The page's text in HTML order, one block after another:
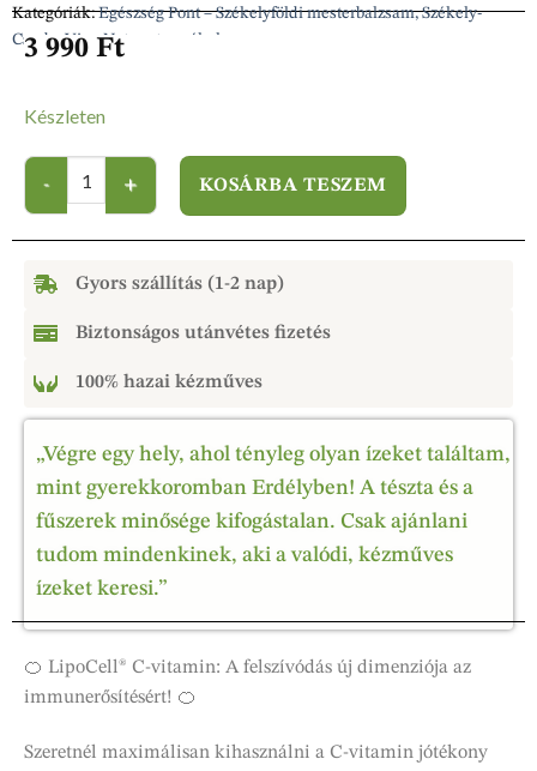
Kategóriák:Egészség Pont – Székelyföldi mesterbalzsam, Székely-
Csuda, Viva-Natura termékek
3 990 Ft
Készleten
KOSÁRBA TESZEM
Gyors szállítás (1-2 nap)
Biztonságos utánvétes fizetés
100% hazai kézműves
„Végre egy hely, ahol tényleg olyan ízeket találtam,
mint gyerekkoromban Erdélyben! A tészta és a
fűszerek minősége kifogástalan. Csak ajánlani
tudom mindenkinek, aki a valódi, kézműves
ízeket keresi.”
🍊 LipoCell® C-vitamin: A felszívódás új dimenziója az
immunerősítésért! 🍊
Szeretnél maximálisan kihasználni a C-vitamin jótékony